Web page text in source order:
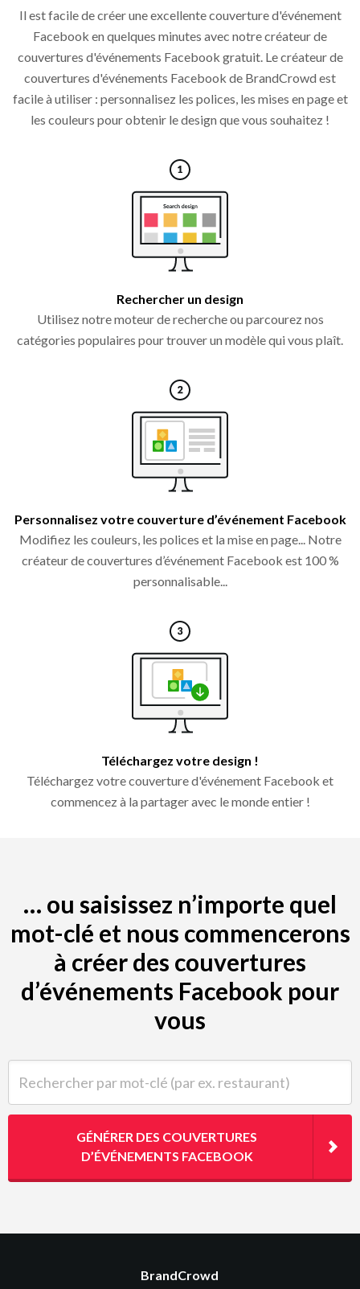
Il est facile de créer une excellente couverture d'événement
Facebook en quelques minutes avec notre créateur de
couvertures d'événements Facebook gratuit. Le créateur de
couvertures d'événements Facebook de BrandCrowd est
facile à utiliser : personnalisez les polices, les mises en page et
les couleurs pour obtenir le design que vous souhaitez !
Rechercher un design
Utilisez notre moteur de recherche ou parcourez nos
catégories populaires pour trouver un modèle qui vous plaît.
Personnalisez votre couverture d’événement Facebook
Modifiez les couleurs, les polices et la mise en page... Notre
créateur de couvertures d’événement Facebook est 100 %
personnalisable...
Téléchargez votre design !
Téléchargez votre couverture d'événement Facebook et
commencez à la partager avec le monde entier !
… ou saisissez n’importe quel
mot-clé et nous commencerons
à créer des couvertures
d’événements Facebook pour
vous
GÉNÉRER DES COUVERTURES
D’ÉVÉNEMENTS FACEBOOK
BrandCrowd